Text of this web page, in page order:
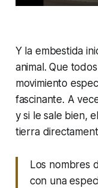
Y la embestida
animal. Que
movimiento
fascinante. A
y si le sale bien,
tierra
Los nombres
con una